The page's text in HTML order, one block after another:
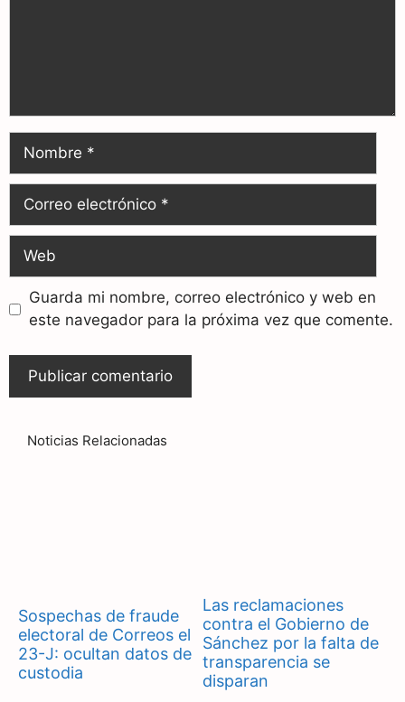
Guarda mi nombre, correo electrónico y web en
este navegador para la próxima vez que comente.
Noticias Relacionadas
Sospechas de fraude
electoral de Correos el
23-J: ocultan datos de
custodia
Las reclamaciones
contra el Gobierno de
Sánchez por la falta de
transparencia se
disparan